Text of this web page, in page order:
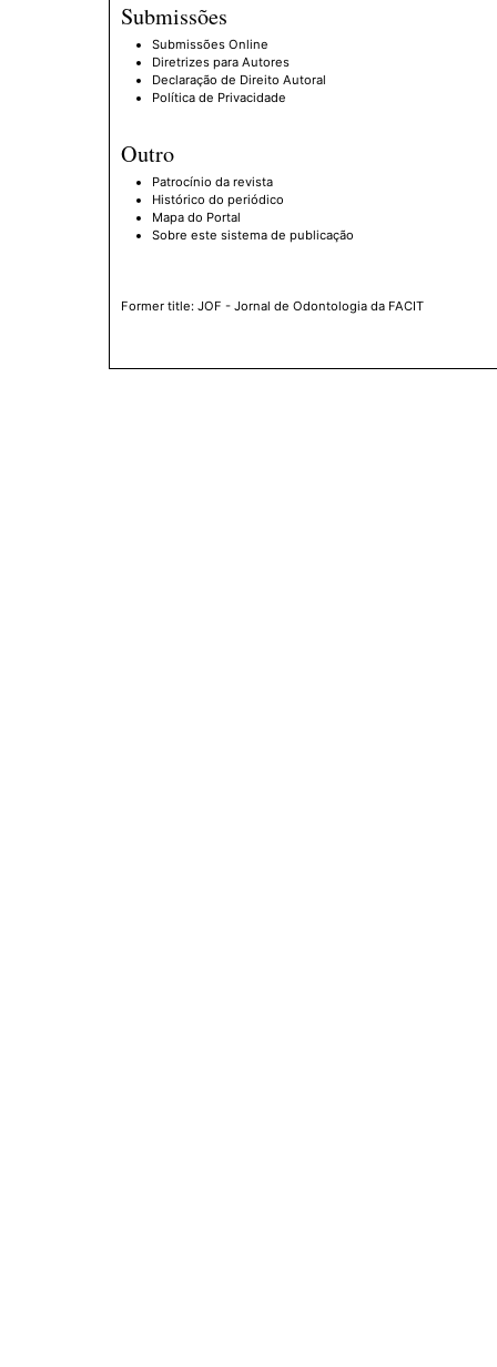
Submissões
Submissões Online
Diretrizes para Autores
Declaração de Direito Autoral
Política de Privacidade
Outro
Patrocínio da revista
Histórico do periódico
Mapa do Portal
Sobre este sistema de publicação
Former title: JOF - Jornal de Odontologia da FACIT